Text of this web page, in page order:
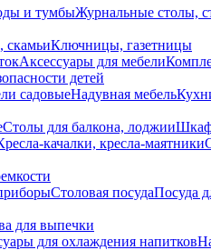
и тумбыЖурнальные столы,
скамьиКлючницы, газетницы
Аксессуары для мебели
детей
садовыеНадувная мебель
Столы для балкона, лоджии
качалки, кресла-маятники
Столовая посудаПосуда
для выпечки
для охлаждения напитков